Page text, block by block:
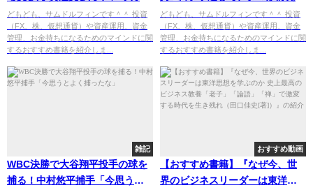
金持ちが教えてくれるお金の哲
学（ロバート キヨサキ[著], 白根
美保子[翻訳]）』の紹介
どもども、サムドルフィンです＾＾ 投資
（FX、株、仮想通貨）や資産運用、資金
管理、お金持ちになるためのマインドに関
するおすすめ書籍を紹介しま...
たる神ライフハック45（鈴木 祐
[著], 牛木 匡憲[イラスト]）』の
紹介
どもども、サムドルフィンです＾＾ 投資
（FX、株、仮想通貨）や資産運用、資金
管理、お金持ちになるためのマインドに関
するおすすめ書籍を紹介しま...
雑記
WBC決勝で大谷翔平投手の球を
捕る！中村悠平捕手「今思うと
おすすめ動画
【おすすめ書籍】『なぜ今、世
界のビジネスリーダーは東洋思